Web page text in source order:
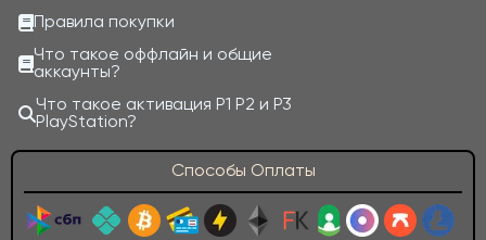
Правила покупки
Что такое оффлайн и общие
аккаунты?
Что такое активация P1 P2 и P3
PlayStation?
Способы Оплаты